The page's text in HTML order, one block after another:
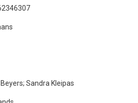
Sandra Kleipas